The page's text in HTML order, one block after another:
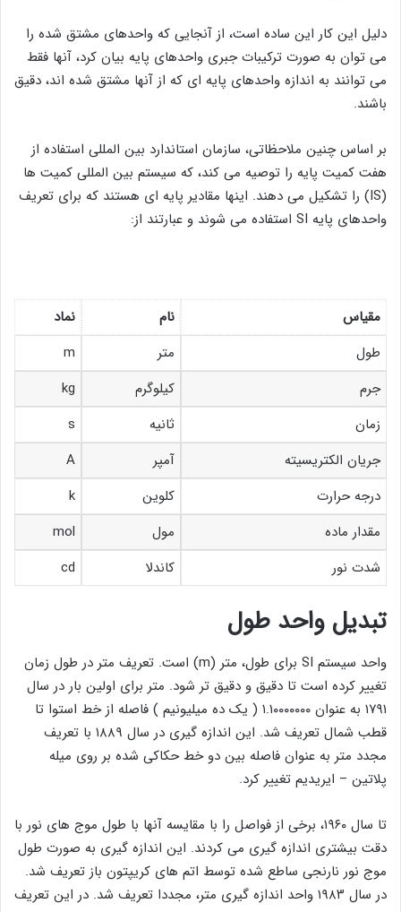
دلیل این کار این ساده است، از آنجایی که واحدهای مشتق شده را
می توان به صورت ترکیبات جبری واحدهای پایه بیان کرد، آنها فقط
می توانند به اندازه واحدهای پایه ای که از آنها مشتق شده اند، دقیق
باشند.
بر اساس چنین ملاحظاتی، سازمان استاندارد بین المللی استفاده از
هفت کمیت پایه را توصیه می کند، که سیستم بین المللی کمیت ها
(IS) را تشکیل می دهند. اینها مقادیر پایه ای هستند که برای تعریف
واحدهای پایه SI استفاده می شوند و عبارتند از:
مقیاس نام
نماد
طول
متر
m
جرم
کیلوگرم
kg
زمان
ثانیه
s
جریان الکتریسیته
آمپر
A
درجه حرارت
کلوین
k
مقدار ماده
مول
mol
شدت نور
کاندلا cd
تبدیل واحد طول
واحد سیستم SI برای طول، متر (m) است. تعریف متر در طول زمان
تغییر کرده است تا دقیق و دقیق تر شود. متر برای اولین بار در سال
۱۷۹۱ به عنوان ۱.۱۰۰۰۰۰۰۰ ( یک ده میلیونیم ) فاصله از خط استوا تا
قطب شمال تعریف شد. این اندازه گیری در سال ۱۸۸۹ با تعریف
مجدد متر به عنوان فاصله بین دو خط حکاکی شده بر روی میله
پلاتین – ایریدیم تغییر کرد.
تا سال ۱۹۶۰، برخی از فواصل را با مقایسه آنها با طول موج های نور با
دقت بیشتری اندازه گیری می کردند. این اندازه گیری به صورت طول
موج نور نارنجی ساطع شده توسط اتم های کریپتون باز تعریف شد.
در سال ۱۹۸۳ واحد اندازه گیری متر، مجددا تعریف شد. در این تعریف